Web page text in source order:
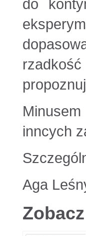
do
inncych
Aga